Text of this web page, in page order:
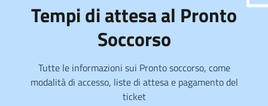
Tempi di attesa al Pronto
Soccorso
Tutte le informazioni sui Pronto soccorso, come
modalità di accesso, liste di attesa e pagamento del
ticket